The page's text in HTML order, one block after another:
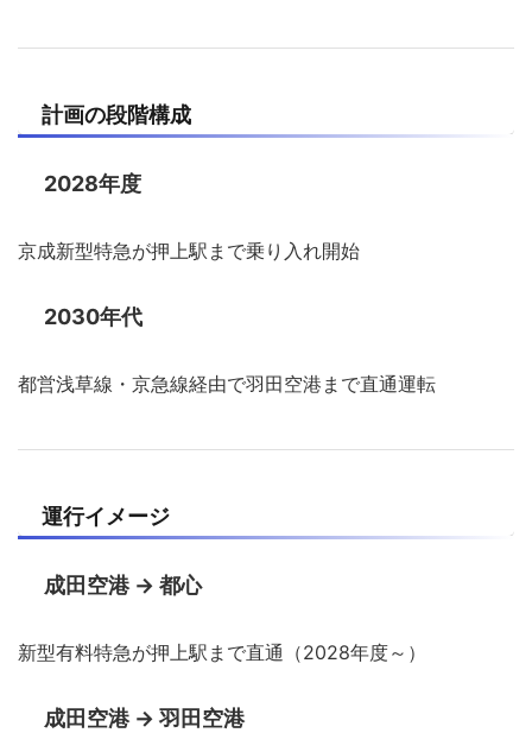
計画の段階構成
2028年度
京成新型特急が押上駅まで乗り入れ開始
2030年代
都営浅草線・京急線経由で羽田空港まで直通運転
運行イメージ
成田空港 → 都心
新型有料特急が押上駅まで直通（2028年度～）
成田空港 → 羽田空港